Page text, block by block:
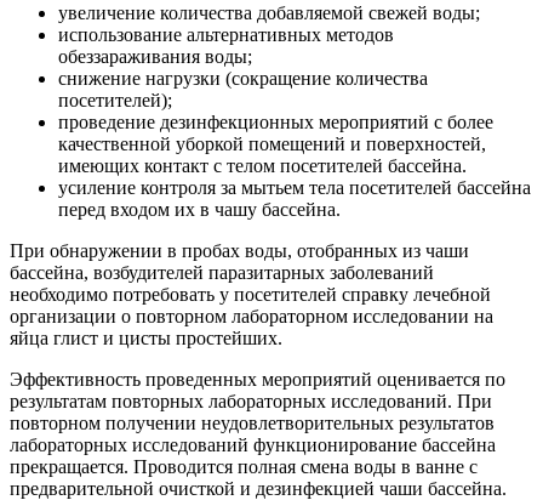
увеличение количества добавляемой свежей воды;
использование альтернативных методов
обеззараживания воды;
снижение нагрузки (сокращение количества
посетителей);
проведение дезинфекционных мероприятий с более
качественной уборкой помещений и поверхностей,
имеющих контакт с телом посетителей бассейна.
усиление контроля за мытьем тела посетителей бассейна
перед входом их в чашу бассейна.
При обнаружении в пробах воды, отобранных из чаши
бассейна, возбудителей паразитарных заболеваний
необходимо потребовать у посетителей справку лечебной
организации о повторном лабораторном исследовании на
яйца глист и цисты простейших.
Эффективность проведенных мероприятий оценивается по
результатам повторных лабораторных исследований. При
повторном получении неудовлетворительных результатов
лабораторных исследований функционирование бассейна
прекращается. Проводится полная смена воды в ванне с
предварительной очисткой и дезинфекцией чаши бассейна.